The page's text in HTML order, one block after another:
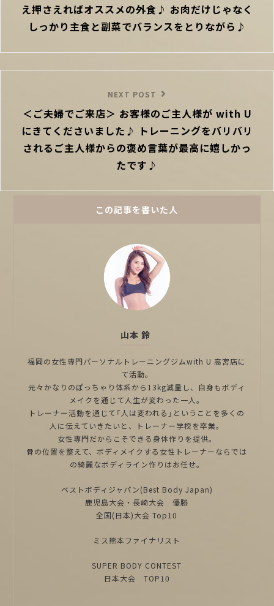
ョ
え押さえればオススメの外食♪ お肉だけじゃなく
しっかり主食と副菜でバランスをとりながら♪
Post
NEXT POST
＜ご夫婦でご来店＞ お客様のご主人様が with U
にきてくださいました♪ トレーニングをバリバリ
されるご主人様からの褒め言葉が最高に嬉しかっ
たです♪
この記事を書いた人
山本 鈴
福岡の女性専門パーソナルトレーニングジムwith U 高宮店に
て活動。
元々かなりのぽっちゃり体系から13kg減量し、自身もボディ
メイクを通じて人生が変わった一人。
トレーナー活動を通じて「人は変われる」ということを多くの
人に伝えていきたいと、トレーナー学校を卒業。
女性専門だからこそできる身体作りを提供。
骨の位置を整えて、ボディメイクする女性トレーナーならでは
の綺麗なボディライン作りはお任せ。
ベストボディジャパン(Best Body Japan)
鹿児島大会・長崎大会 優勝
全国(日本)大会 Top10
ミス熊本ファイナリスト
SUPER BODY CONTEST
日本大会 TOP10